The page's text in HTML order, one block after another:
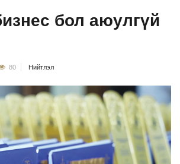
бол аюулгүй
80 Нийтлэл